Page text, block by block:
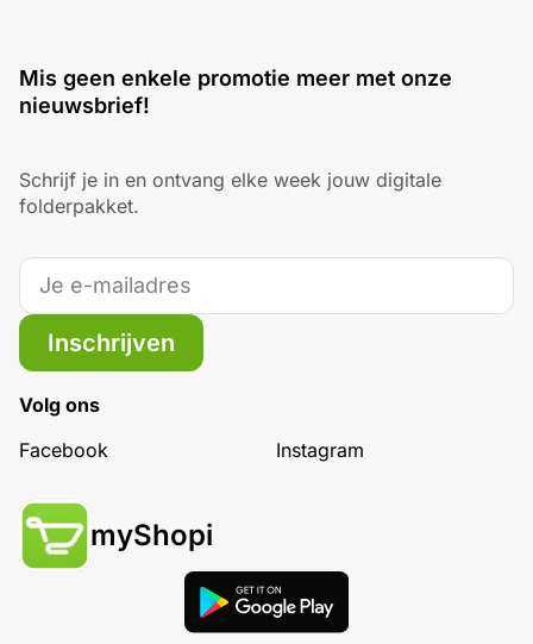
Mis geen enkele promotie meer met onze
nieuwsbrief!
Schrijf je in en ontvang elke week jouw digitale
folderpakket.
Inschrijven
Volg ons
Facebook
Instagram
myShopi